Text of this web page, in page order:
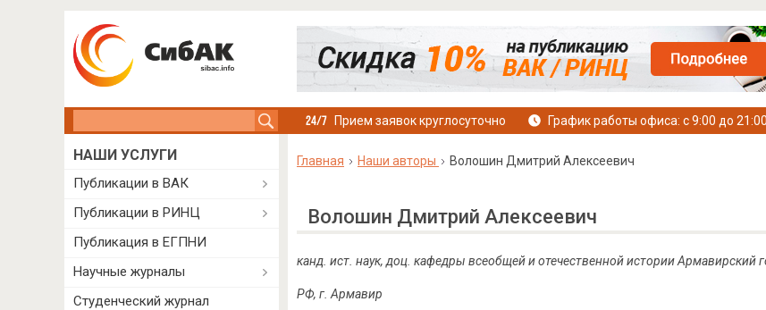
Прием заявок круглосуточно График работы офиса: с 9:00 до
Главная Наши авторы Волошин Дмитрий Алексеевич
Волошин Дмитрий Алексеевич
канд. ист. наук, доц. кафедры всеобщей и отечественной истории Армавирский
РФ, г. Армавир
НАШИ УСЛУГИ
Публикации в ВАК
Публикации в РИНЦ
Публикация в ЕГПНИ
Научные журналы
Студенческий журнал